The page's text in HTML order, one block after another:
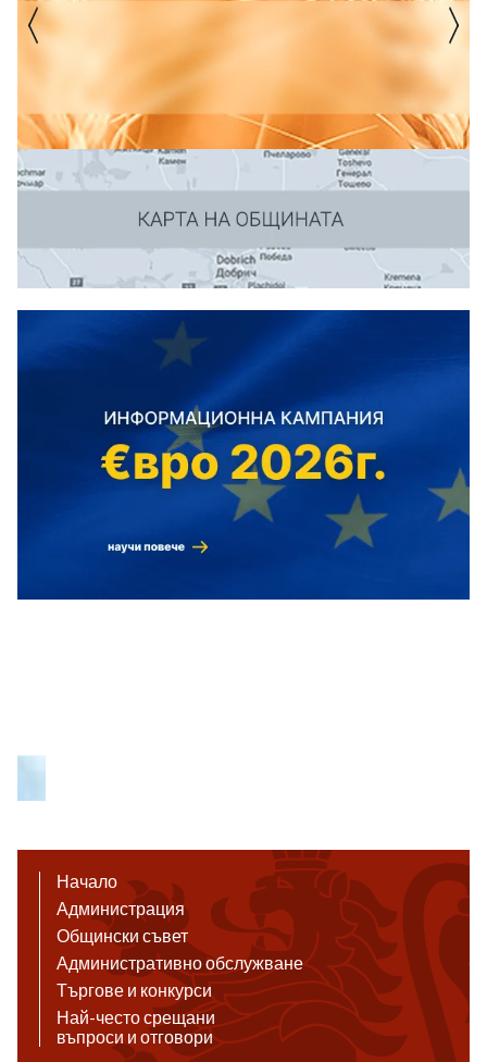
Начало
Администрация
Общински съвет
Административно обслужване
Търгове и конкурси
Най-често срещани
въпроси и отговори